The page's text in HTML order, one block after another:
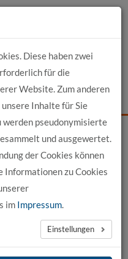
Login Suche
Kontakt
Studiengänge
Diese haben zwei
für die
Website. Zum anderen
Inhalte für Sie
pseudonymisierte
und ausgewertet.
der Cookies können
zu Cookies
im Impressum.
Einstellungen